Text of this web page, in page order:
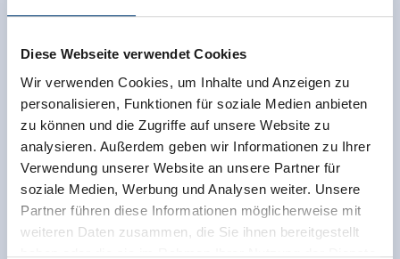
Diese Webseite verwendet Cookies
Wir verwenden Cookies, um Inhalte und Anzeigen zu
personalisieren, Funktionen für soziale Medien anbieten
zu können und die Zugriffe auf unsere Website zu
analysieren. Außerdem geben wir Informationen zu Ihrer
Verwendung unserer Website an unsere Partner für
soziale Medien, Werbung und Analysen weiter. Unsere
Partner führen diese Informationen möglicherweise mit
weiteren Daten zusammen, die Sie ihnen bereitgestellt
haben oder die sie im Rahmen Ihrer Nutzung der Dienste
Terug naar het overzicht